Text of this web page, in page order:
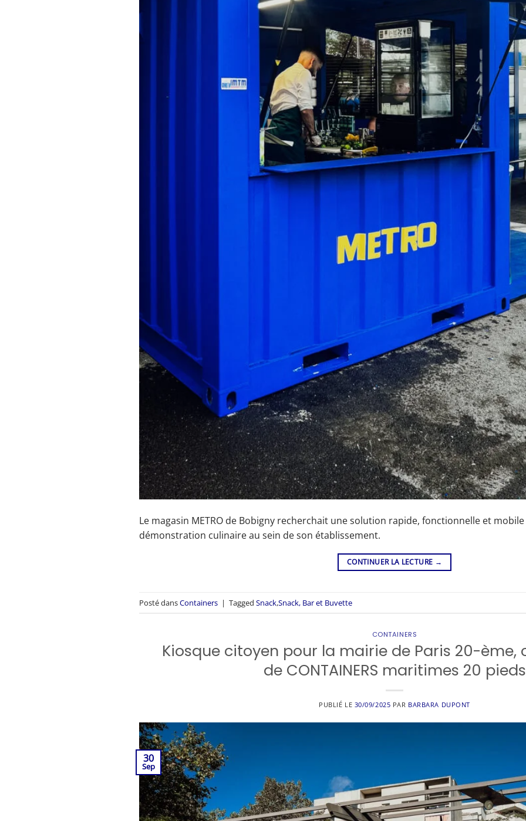
Le magasin METRO de Bobigny recherchait une solution rapide, fonctionnelle et
démonstration culinaire au sein de son établissement.
CONTINUER LA LECTURE →
Posté dansContainers | Tagged Snack,Snack, Bar et Buvette
CONTAINERS
Kiosque citoyen pour la mairie de Paris 20-
de CONTAINERS maritimes 20 pieds
PUBLIÉ LE 30/09/2025 PAR BARBARA DUPONT
30
Sep